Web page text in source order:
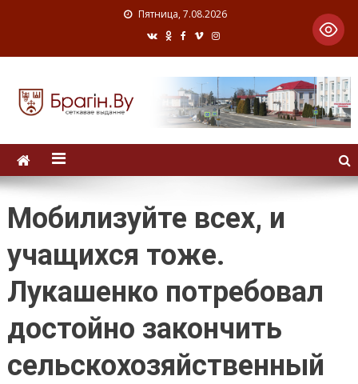
Пятница, 7.08.2026
Мобилизуйте всех, и
учащихся тоже.
Лукашенко потребовал
достойно закончить
сельскохозяйственный